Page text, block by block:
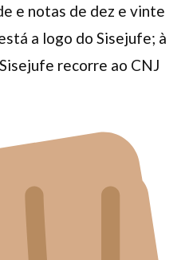
e notas de dez e vinte
a logo do Sisejufe; à
recorre ao CNJ